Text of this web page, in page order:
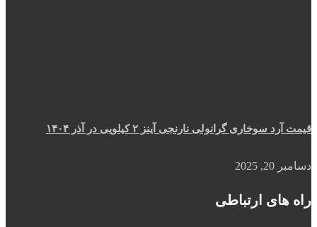
قیمت آرد سوخاری گرانولی نارنجی آینز ۲ کیلویی در آذر ۱۴۰۴
دسامبر 20, 2025
راه های ارتباطی